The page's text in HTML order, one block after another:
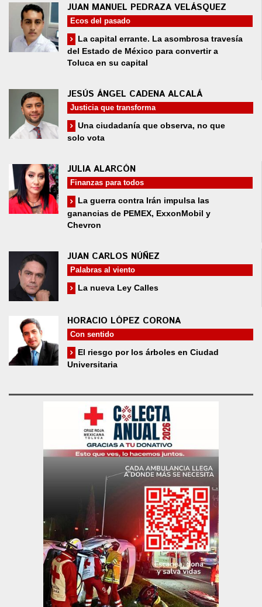
JUAN MANUEL PEDRAZA VELÁSQUEZ
Ecos del pasado
La capital errante. La asombrosa travesía
del Estado de México para convertir a
Toluca en su capital
JESÚS ÁNGEL CADENA ALCALÁ
Justicia que transforma
Una ciudadanía que observa, no que
solo vota
JULIA ALARCÓN
Finanzas para todos
La guerra contra Irán impulsa las
ganancias de PEMEX, ExxonMobil y
Chevron
JUAN CARLOS NÚÑEZ
Palabras al viento
La nueva Ley Calles
HORACIO LÓPEZ CORONA
Con sentido
El riesgo por los árboles en Ciudad
Universitaria